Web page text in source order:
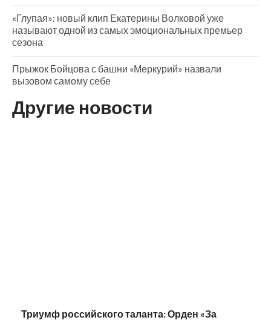
«Глупая»: новый клип Екатерины Волковой уже
называют одной из самых эмоциональных премьер
сезона
Прыжок Бойцова с башни «Меркурий» назвали
вызовом самому себе
Другие новости
Триумф российского таланта: Орден «За